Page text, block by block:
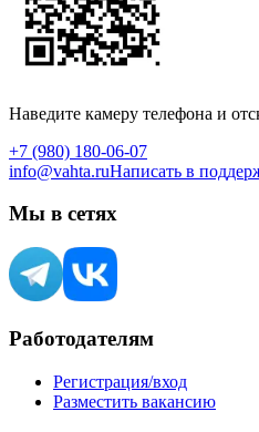
Наведите камеру телефона и
+7 (980) 180-06-07
info@vahta.ruНаписать в
Мы в сетях
Работодателям
Регистрация/вход
Разместить вакансию